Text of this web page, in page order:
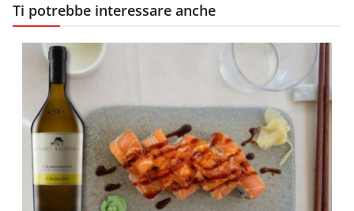
Ti potrebbe interessare anche